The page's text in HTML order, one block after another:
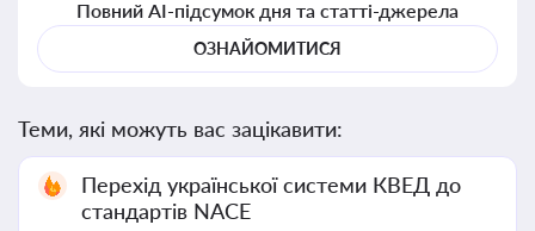
Повний AI-підсумок дня та статті-джерела
ОЗНАЙОМИТИСЯ
Теми, які можуть вас зацікавити:
Перехід української системи КВЕД до
стандартів NACE